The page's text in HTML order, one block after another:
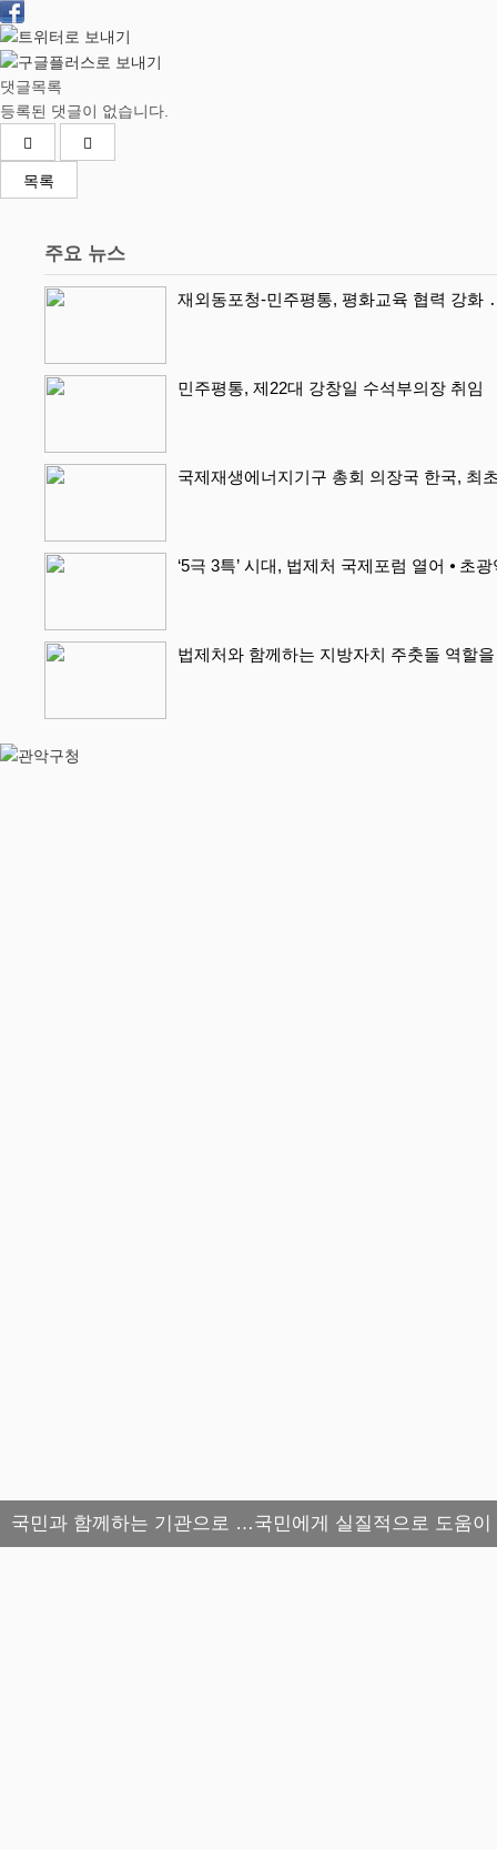
댓글목록
등록된 댓글이 없습니다.
목록
주요 뉴스
재외동포청-민주평통, 평화교육 협력 강화
민주평통, 제22대 강창일 수석부의장 취임
국제재생에너지기구 총회 의장국 한국, 최
‘5극 3특’ 시대, 법제처 국제포럼 열어 ⦁ 초
법제처와 함께하는 지방자치 주춧돌 역할
국민과 함께하는 기관으로 …국민에게 실질적으로 도움이